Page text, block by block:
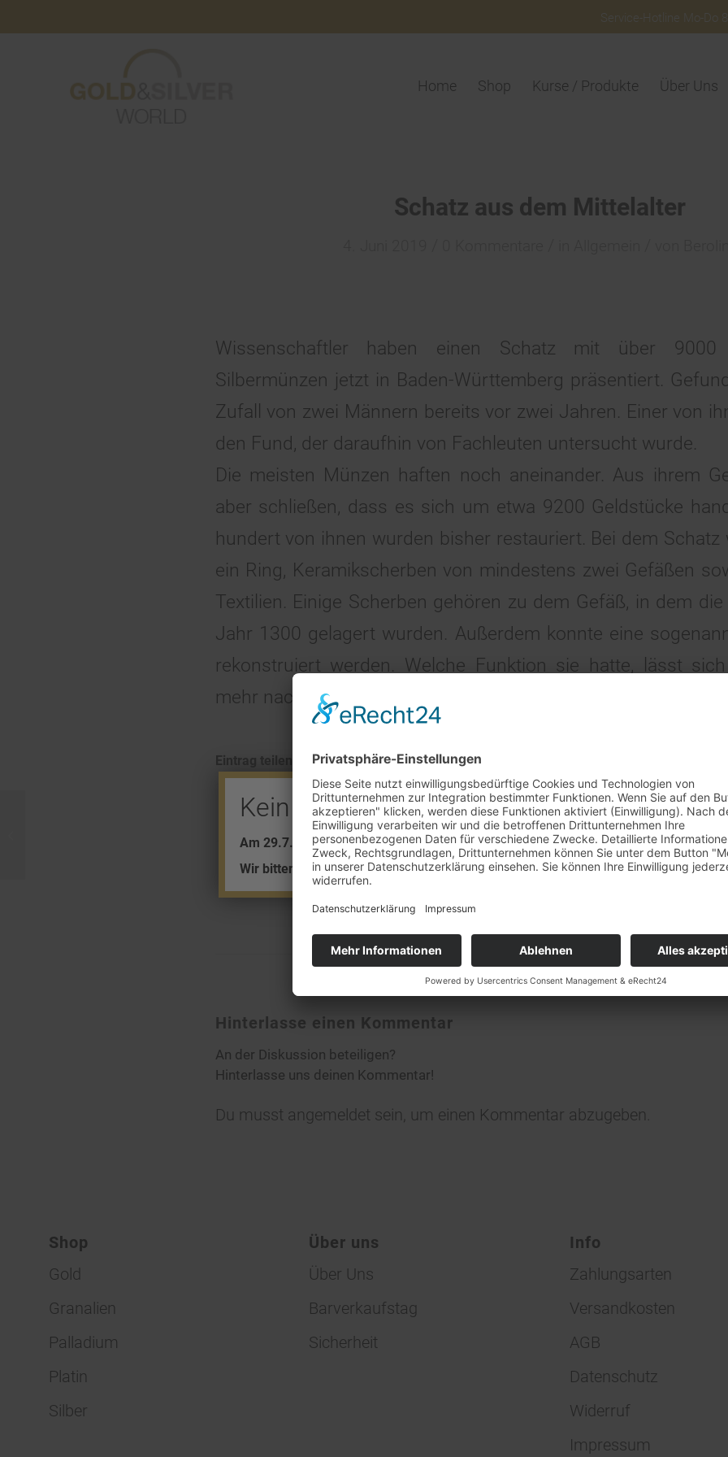
Service-Hotline Mo-Do
Home Shop Kurse / Produkte Über Uns
Schatz aus dem Mittelalter
Wissenschaftler haben einen Schatz mit über 9000
Silbermünzen jetzt in Baden-Württemberg präsentiert.
Zufall von zwei Männern bereits vor zwei Jahren. Einer von
den Fund, der daraufhin von Fachleuten untersucht wurde.
Die meisten Münzen haften noch aneinander. Aus ihrem
aber schließen, dass es sich um etwa 9200 Geldstücke
hundert von ihnen wurden bisher restauriert. Bei dem Schatz
ein Ring, Keramikscherben von mindestens zwei Gefäßen
Textilien. Einige Scherben gehören zu dem Gefäß, in dem
Jahr 1300 gelagert wurden. Außerdem konnte eine
rekonstruiert werden. Welche Funktion sie hatte, lässt
mehr nachvollziehen, weil die Stücke nicht sachgerecht
Eintrag teilen
0
KOMMENTARE
Hinterlasse einen Kommentar
An der Diskussion beteiligen?
Hinterlasse uns deinen Kommentar!
Du musst angemeldet sein, um einen Kommentar abzugeben.
Shop
Gold
Granalien
Palladium
Platin
Silber
Über uns
Über Uns
Barverkaufstag
Sicherheit
Info
Zahlungsarten
Versandkosten
AGB
Datenschutz
Widerruf
Impressum
Kein Barverkaufstag am 29.7. + 5.8.
Am 29.7. + 5.8. findet unser Barverkaufstag in Rheinstetten leider nicht statt.
Wir bitten um Ihr Verständnis!